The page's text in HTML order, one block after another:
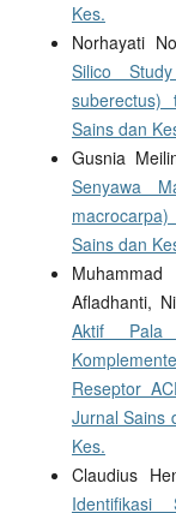
Kes.
Norhayati
Silico
suberectus)
Sains dan
Gusnia
Senyawa
Sains dan
Afladhanti,
Aktif Pala
Reseptor
Jurnal Sains
Kes.
Claudius